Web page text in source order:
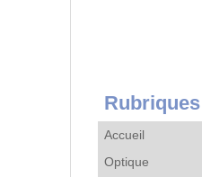
Rubriques
Accueil
Optique